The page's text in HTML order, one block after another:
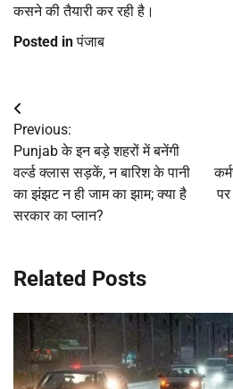
कसने की तैयारी कर रही है।
Posted inपंजाब
Post
navigation
Previous:
Punjab के इन बड़े शहरों में बनेंगी
वर्ल्ड क्लास सड़कें, न बारिश के पानी
का झंझट न ही जाम का झाम; क्या है
सरकार का प्लान?
पर
Related Posts